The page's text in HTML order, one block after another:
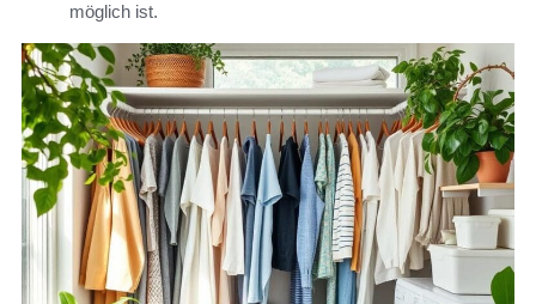
möglich ist.